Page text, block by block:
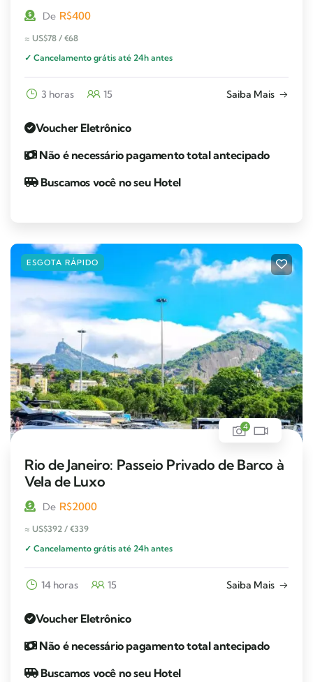
De R$400
≈ US$78 / €68
✓ Cancelamento grátis até 24h antes
3 horas 15 Saiba Mais
Voucher Eletrônico
Não é necessário pagamento total antecipado
Buscamos você no seu Hotel
ESGOTA RÁPIDO
4
Rio de Janeiro: Passeio Privado de Barco à
Vela de Luxo
De R$2000
≈ US$392 / €339
✓ Cancelamento grátis até 24h antes
14 horas 15 Saiba Mais
Voucher Eletrônico
Não é necessário pagamento total antecipado
Buscamos você no seu Hotel